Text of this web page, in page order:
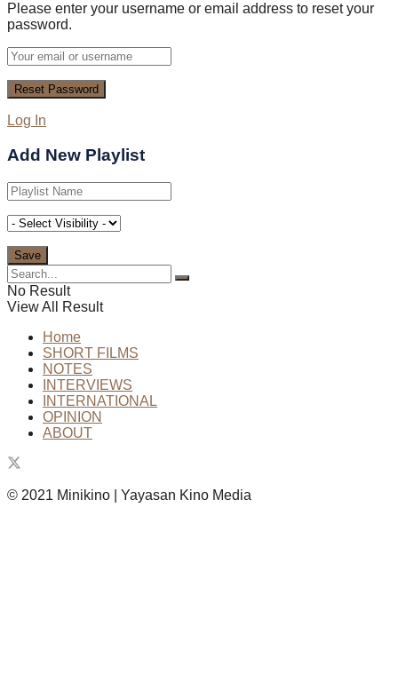
Please enter your username or email address to reset your
password.
Log In
Add New Playlist
No Result
View All Result
Home
SHORT FILMS
NOTES
INTERVIEWS
INTERNATIONAL
OPINION
ABOUT
© 2021 Minikino | Yayasan Kino Media